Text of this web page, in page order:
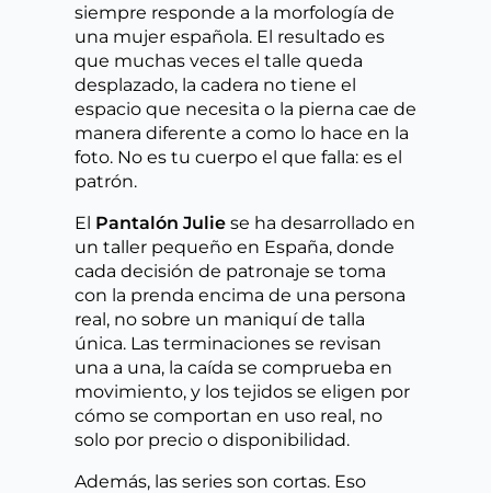
siempre responde a la morfología de
una mujer española. El resultado es
que muchas veces el talle queda
desplazado, la cadera no tiene el
espacio que necesita o la pierna cae de
manera diferente a como lo hace en la
foto. No es tu cuerpo el que falla: es el
patrón.
El Pantalón Julie se ha desarrollado en
un taller pequeño en España, donde
cada decisión de patronaje se toma
con la prenda encima de una persona
real, no sobre un maniquí de talla
única. Las terminaciones se revisan
una a una, la caída se comprueba en
movimiento, y los tejidos se eligen por
cómo se comportan en uso real, no
solo por precio o disponibilidad.
Además, las series son cortas. Eso